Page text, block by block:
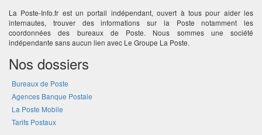
La Poste-Info.fr est un portail indépendant, ouvert à tous pour aider les
internautes, trouver des informations sur la Poste notamment les
coordonnées des bureaux de Poste. Nous sommes une société
indépendante sans aucun lien avec Le Groupe La Poste.
Nos dossiers
Bureaux de Poste
Agences Banque Postale
La Poste Mobile
Tarifs Postaux